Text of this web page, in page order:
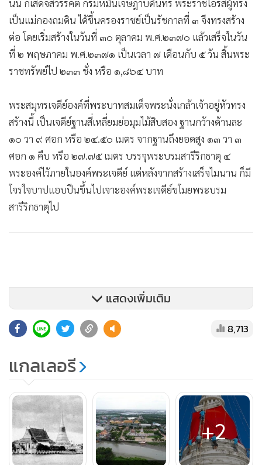
นั้น ก็เสด็จสวรรคต กรมหมื่นเจษฎาบดินทร์ พระราชโอรสผู้ทรง
เป็นแม่กองถมดิน ได้ขึ้นครองราชย์เป็นรัชกาลที่ ๓ จึงทรงสร้าง
ต่อ โดยเริ่มสร้างในวันที่ ๓๐ ตุลาคม พ.ศ.๒๓๗๐ แล้วเสร็จในวัน
ที่ ๒ พฤษภาคม พ.ศ.๒๓๗๑ เป็นเวลา ๗ เดือนกับ ๕ วัน สิ้นพระ
ราชทรัพย์ไป ๒๓๓ ชั่ง หรือ ๑,๘๖๔ บาท
พระสมุทรเจดีย์องค์ที่พระบาทสมเด็จพระนั่งเกล้าเจ้าอยู่หัวทรง
สร้างนี้ เป็นเจดีย์ฐานสี่เหลี่ยมย่อมุมไม้สิบสอง ฐานกว้างด้านละ
๑๐ วา ๙ ศอก หรือ ๒๔.๕๐ เมตร จากฐานถึงยอดสูง ๑๓ วา ๓
ศอก ๑ คืบ หรือ ๒๗.๗๕ เมตร บรรจุพระบรมสารีริกธาตุ ๔
พระองค์ไว้ภายในองค์พระเจดีย์ แต่หลังจากสร้างเสร็จไมนาน ก็มี
โจรใจบาปแอบปีนขึ้นไปเจาะองค์พระเจดีย์ขโมยพระบรม
สารีริกธาตุไป
แสดงเพิ่มเติม
8,713
แกลเลอรี
+2